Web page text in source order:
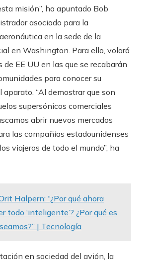
misión”, ha apuntado Bob
asociado para la
en la sede de la
en Washington. Para ello, volará
de EE UU en las que se recabarán
para conocer su
aparato. “Al demostrar que son
supersónicos comerciales
abrir nuevos mercados
las compañías estadounidenses
viajeros de todo el mundo”, ha
Halpern: “¿Por qué ahora
todo ‘inteligente’? ¿Por qué es
| Tecnología
en sociedad del avión, la